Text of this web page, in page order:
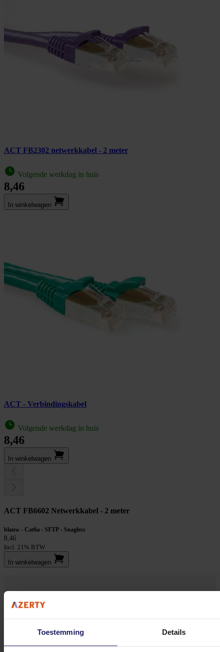
Toestemming Details
ACT FB2302 netwerkkabel - 2 meter
Volgende werkdag in huis
8,46
In winkel­wagen
ACT - Verbindingskabel
Volgende werkdag in huis
8,46
In winkel­wagen
ACT FB6602 Netwerkkabel - 2 meter
blauw - Cat6a - SFTP - Snagless
8,46
Incl. 21% BTW
In winkel­wagen
Heb je vragen over onze producten, diensten of service? Onze deskundige
medewerkers staan klaar om jouw vragen te beantwoorden en verwijzen je
door indien nodig.